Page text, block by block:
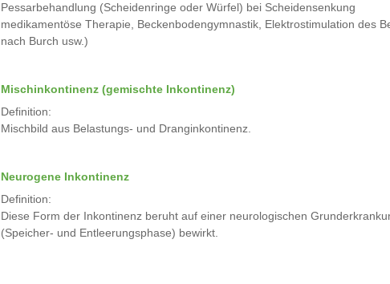
Pessarbehandlung (Scheidenringe oder Würfel) bei Scheidensenkung
medikamentöse Therapie, Beckenbodengymnastik, Elektrostimulation des
nach Burch usw.)
Mischinkontinenz (gemischte Inkontinenz)
Definition:
Mischbild aus Belastungs- und Dranginkontinenz.
Neurogene Inkontinenz
Definition:
Diese Form der Inkontinenz beruht auf einer neurologischen
(Speicher- und Entleerungsphase) bewirkt.